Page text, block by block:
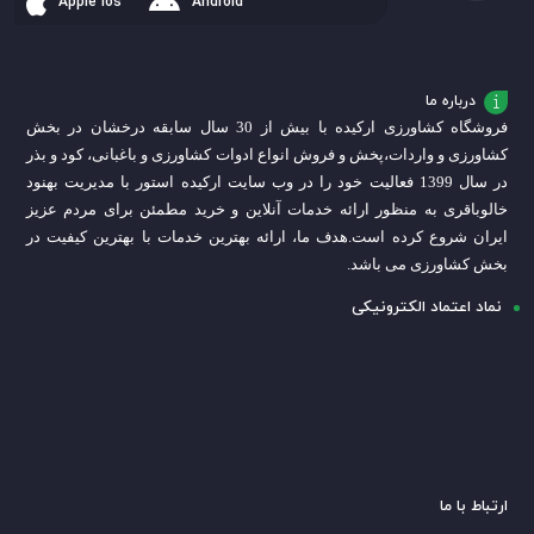
درباره ما
فروشگاه کشاورزی ارکیده با بیش از 30 سال سابقه درخشان در بخش
کشاورزی و واردات،پخش و فروش انواع ادوات کشاورزی و باغبانی، کود و بذر
در سال 1399 فعالیت خود را در وب سایت ارکیده استور با مدیریت بهنود
خالوباقری به منظور ارائه خدمات آنلاین و خرید مطمئن برای مردم عزیز
ایران شروع کرده است.هدف ما، ارائه بهترین خدمات با بهترین کیفیت در
بخش کشاورزی می باشد.
نماد اعتماد الکترونیکی
ارتباط با ما